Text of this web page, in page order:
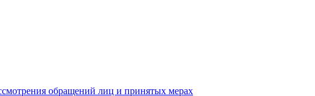
обращений лиц и принятых мерах